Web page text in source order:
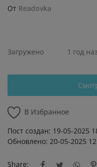
От Readovka
Загружено 1 год
В Избранное
Пост создан: 19-05-2025
Обновлено: 20-05-2025
Share: